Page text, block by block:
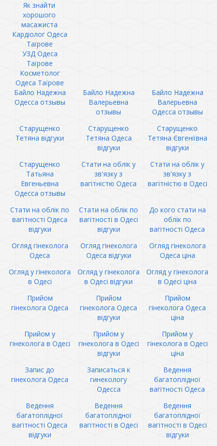
Як знайти
хорошого
масажиста
Кардіолог Одеса
Таїрове
УЗД Одеса
Таїрове
Косметолог
Одеса Таїрове
Байло Надежна
Одесса отзывы
Байло Надежна
Валерьевна
отзывы
Байло Надежна
Валерьевна
Одесса отзывы
Старущенко
Тетяна відгуки
Старущенко
Тетяна Одеса
відгуки
Старущенко
Тетяна Євгеніївна
відгуки
Старущенко
Татьяна
Евгеньевна
Одесса отзывы
Стати на облік у
зв'язку з
вагітністю Одеса
Стати на облік у
зв'язку з
вагітністю в Одесі
Стати на облік по
вагітності Одеса
відгуки
Стати на облік по
вагітності в Одесі
відгуки
До кого стати на
облік по
вагітності Одеса
Огляд гінеколога
Одеса
Огляд гінеколога
Одеса відгуки
Огляд гінеколога
Одеса ціна
Огляд у гінеколога
в Одесі
Огляд у гінеколога
в Одесі відгуки
Огляд у гінеколога
в Одесі ціна
Прийом
гінеколога Одеса
Прийом
гінеколога Одеса
відгуки
Прийом
гінеколога Одеса
ціна
Прийом у
гінеколога в Одесі
Прийом у
гінеколога в Одесі
відгуки
Прийом у
гінеколога в Одесі
ціна
Запис до
гінеколога Одеса
Записаться к
гинекологу
Одесса
Ведення
багатоплідної
вагітності Одеса
Ведення
багатоплідної
вагітності Одеса
відгуки
Ведення
багатоплідної
вагітності в Одесі
Ведення
багатоплідної
вагітності в Одесі
відгуки